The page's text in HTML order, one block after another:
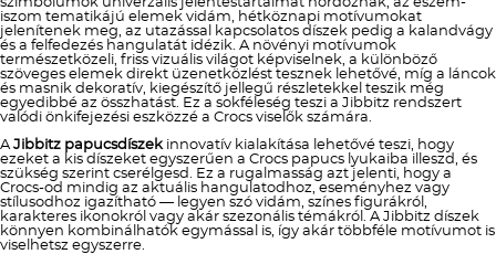
iszom tematikájú elemek vidám, hétköznapi motívumokat
jelenítenek meg, az utazással kapcsolatos díszek pedig a kalandvágy
és a felfedezés hangulatát idézik. A növényi motívumok
természetközeli, friss vizuális világot képviselnek, a különböző
szöveges elemek direkt üzenetközlést tesznek lehetővé, míg a láncok
és masnik dekoratív, kiegészítő jellegű részletekkel teszik még
egyedibbé az összhatást. Ez a sokféleség teszi a Jibbitz rendszert
valódi önkifejezési eszközzé a Crocs viselők számára.
AJibbitz papucsdíszekinnovatív kialakítása lehetővé teszi, hogy
ezeket a kis díszeket egyszerűen a Crocs papucs lyukaiba illeszd, és
szükség szerint cserélgesd. Ez a rugalmasság azt jelenti, hogy a
Crocs-od mindig az aktuális hangulatodhoz, eseményhez vagy
stílusodhoz igazítható — legyen szó vidám, színes figurákról,
karakteres ikonokról vagy akár szezonális témákról. A Jibbitz díszek
könnyen kombinálhatók egymással is, így akár többféle motívumot is
viselhetsz egyszerre.